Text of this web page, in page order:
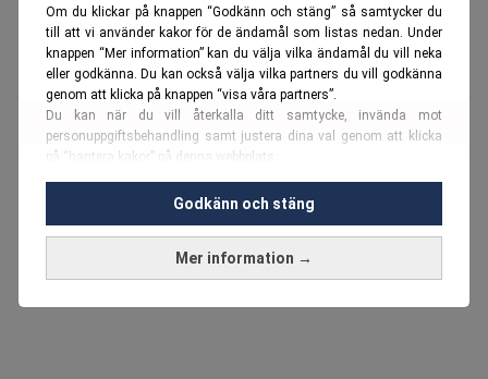
Om du klickar på knappen “Godkänn och stäng” så samtycker du
till att vi använder kakor för de ändamål som listas nedan. Under
knappen “Mer information” kan du välja vilka ändamål du vill neka
eller godkänna. Du kan också välja vilka partners du vill godkänna
genom att klicka på knappen “visa våra partners”.
Du kan när du vill återkalla ditt samtycke, invända mot
personuppgiftsbehandling samt justera dina val genom att klicka
på “hantera kakor” på denna webbplats.
Du kan fördjupa dig ytterligare i vårcookie-policy
Vi använder kakor och personuppgifter för dessa syften:
Nödvändiga cookies och liknande tekniker, anpassning av
Mer information →
Godkänn och stäng